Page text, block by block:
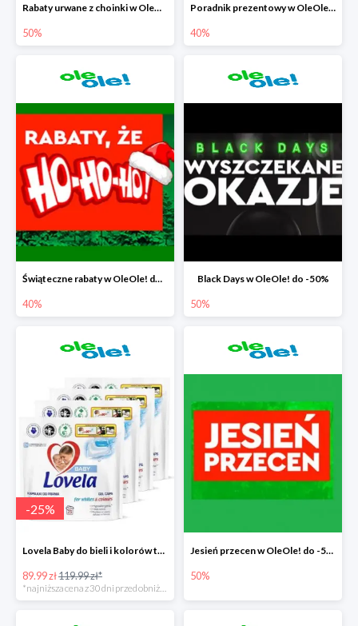
Rabaty urwane z choinki w OleOle! do -50%
50%
Poradnik prezentowy w OleOle! - rabaty do -40%
40%
Świąteczne rabaty w OleOle! do -40%
40%
Black Days w OleOle! do -50%
50%
-25%
Lovela Baby do bieli i kolorów taniej o 30zł
89.99 zł119.99 zł*
Jesień przecen w OleOle! do -50%
50%